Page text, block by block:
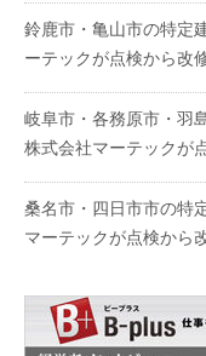
鈴鹿市・亀山市の特定
ーテックが点検から改
岐阜市・各務原市・羽
株式会社マーテックが
桑名市・四日市市の特
マーテックが点検から